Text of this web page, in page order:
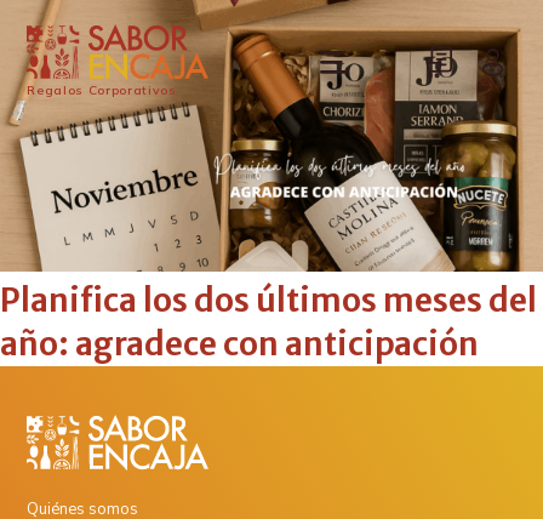
Regalos Corporativos
Planifica los dos últimos meses del
año: agradece con anticipación
Quiénes somos